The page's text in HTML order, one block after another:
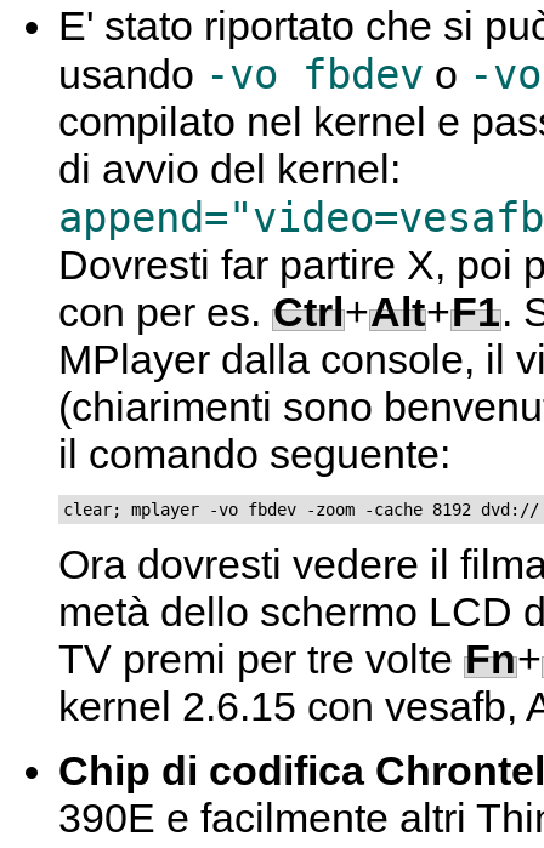
E' stato riportato che si
usando -vo fbdev o -
compilato nel kernel e
di avvio del kernel:
Dovresti far partire X, poi
con per es. Ctrl+Alt+F1.
MPlayer dalla console, il
(chiarimenti sono
il comando seguente:
clear; mplayer -vo fbdev -zoom -cache 8192 dvd://
Ora dovresti vedere il
metà dello schermo LCD
TV premi per tre volte Fn+
kernel 2.6.15 con vesafb,
Chip di codifica
390E e facilmente altri